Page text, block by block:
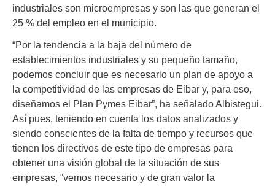
industriales son microempresas y son las que generan el
25 % del empleo en el municipio.
“Por la tendencia a la baja del número de
establecimientos industriales y su pequeño tamaño,
podemos concluir que es necesario un plan de apoyo a
la competitividad de las empresas de Eibar y, para eso,
diseñamos el Plan Pymes Eibar”, ha señalado Albistegui.
Así pues, teniendo en cuenta los datos analizados y
siendo conscientes de la falta de tiempo y recursos que
tienen los directivos de este tipo de empresas para
obtener una visión global de la situación de sus
empresas, “vemos necesario y de gran valor la